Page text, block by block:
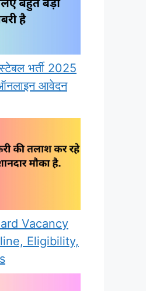
भर्ती 2025
आवेदन
Vacancy
Eligibility,